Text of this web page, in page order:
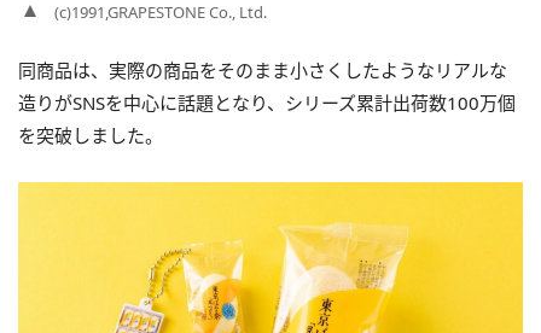
(c)1991,GRAPESTONE Co., Ltd.
同商品は、実際の商品をそのまま小さくしたようなリアルな
造りがSNSを中心に話題となり、シリーズ累計出荷数100万個
を突破しました。